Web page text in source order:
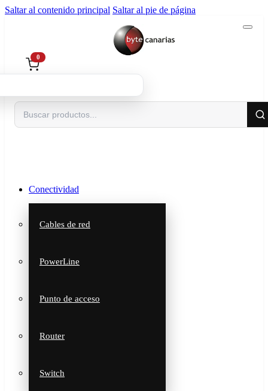
Saltar al contenido principal Saltar al pie de página
Buscar
0
Conectividad
Cables de red
PowerLine
Punto de acceso
Router
Switch